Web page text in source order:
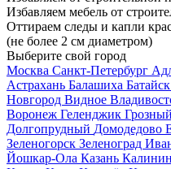
Избавляем мебель от
Оттираем следы и капли
(не более 2 см диаметром)
Выберите свой город
Москва Санкт-Петербург
Астрахань Балашиха Батайск
Новгород Видное
Воронеж Геленджик Грозный
Долгопрудный Домодедово
Зеленогорск Зеленоград
Йошкар-Ола Казань